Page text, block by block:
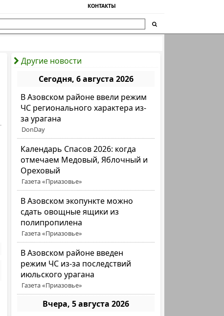
КОНТАКТЫ
Другие новости
Сегодня, 6 августа 2026
В Азовском районе ввели режим
ЧС регионального характера из-
за урагана
DonDay
Календарь Спасов 2026: когда
отмечаем Медовый, Яблочный и
Ореховый
Газета «Приазовье»
В Азовском экопункте можно
сдать овощные ящики из
полипропилена
Газета «Приазовье»
В Азовском районе введен
режим ЧС из-за последствий
июльского урагана
Газета «Приазовье»
Вчера, 5 августа 2026